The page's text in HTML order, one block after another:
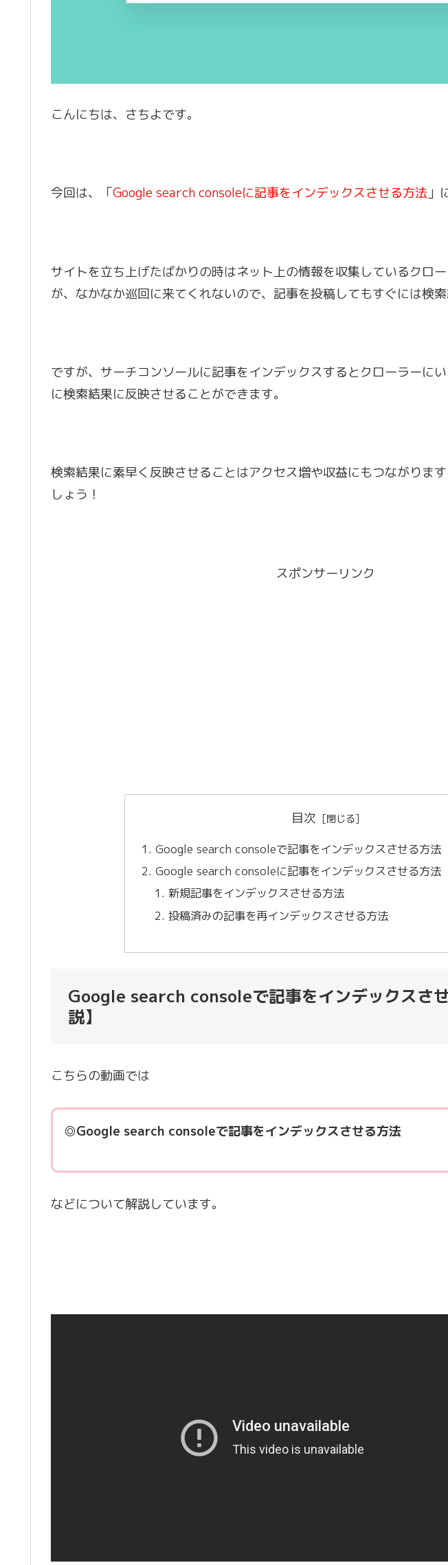
こんにちは、さちよです。
今回は、「Google search consoleに記事をインデックスさせる方法」
サイトを立ち上げたばかりの時はネット上の情報を収集しているクロ
が、なかなか巡回に来てくれないので、記事を投稿してもすぐには検索
ですが、サーチコンソールに記事をインデックスするとクローラーに
に検索結果に反映させることができます。
検索結果に素早く反映させることはアクセス増や収益にもつながりま
しょう！
スポンサーリンク
目次
Google search consoleで記事をインデックスさせる方法
Google search consoleに記事をインデックスさせる方法
新規記事をインデックスさせる方法
投稿済みの記事を再インデックスさせる方法
Google search consoleで記事をインデックスさ
説】
こちらの動画では
◎Google search consoleで記事をインデックスさせる方法
などについて解説しています。